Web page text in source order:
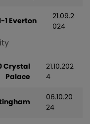
1 Everton
21.09.2
024
Crystal
Palace
21.10.202
4
06.10.20
24